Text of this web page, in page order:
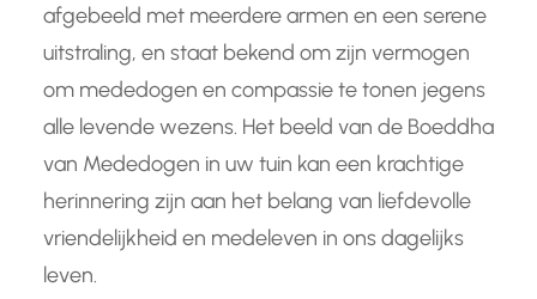
afgebeeld met meerdere armen en een serene
uitstraling, en staat bekend om zijn vermogen
om mededogen en compassie te tonen jegens
alle levende wezens. Het beeld van de Boeddha
van Mededogen in uw tuin kan een krachtige
herinnering zijn aan het belang van liefdevolle
vriendelijkheid en medeleven in ons dagelijks
leven.